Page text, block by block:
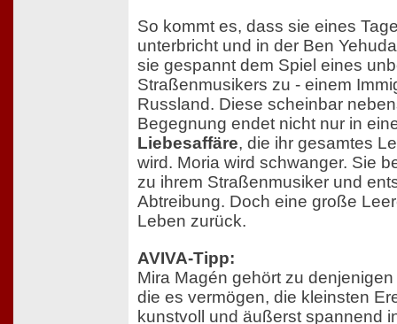
So kommt es, dass sie eines
unterbricht und in der Ben
sie gespannt dem Spiel eines
Straßenmusikers zu - einem
Russland. Diese scheinbar
Begegnung endet nicht nur in
Liebesaffäre, die ihr gesamtes
wird. Moria wird schwanger. Sie
zu ihrem Straßenmusiker und
Abtreibung. Doch eine große
Leben zurück.
AVIVA-Tipp:
Mira Magén gehört zu
die es vermögen, die kleinsten
kunstvoll und äußerst spannend